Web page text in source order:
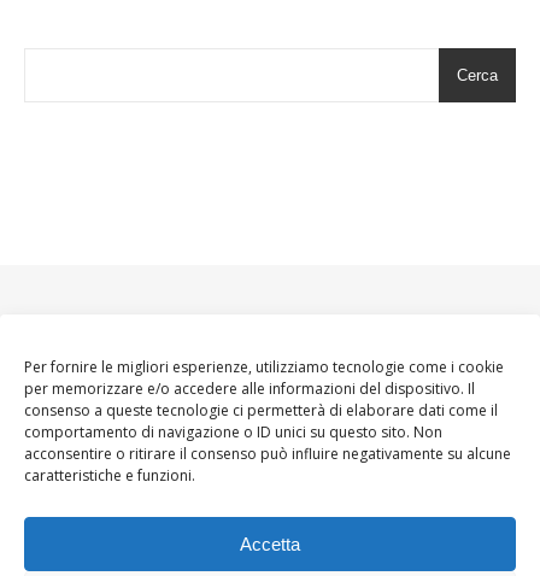
Per fornire le migliori esperienze, utilizziamo tecnologie come i cookie
per memorizzare e/o accedere alle informazioni del dispositivo. Il
consenso a queste tecnologie ci permetterà di elaborare dati come il
comportamento di navigazione o ID unici su questo sito. Non
acconsentire o ritirare il consenso può influire negativamente su alcune
caratteristiche e funzioni.
Accetta
Cerca